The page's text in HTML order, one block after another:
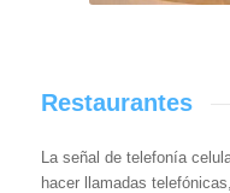
Restaurantes
La señal de telefonía
hacer llamadas